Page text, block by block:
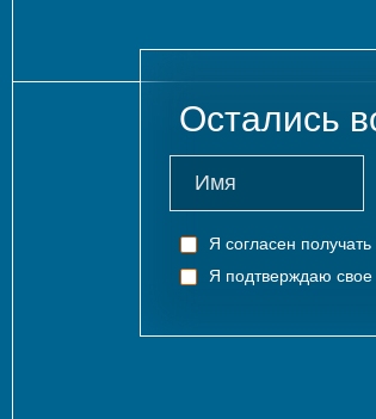
Остались
Я согласен
Я подтверждаю свое